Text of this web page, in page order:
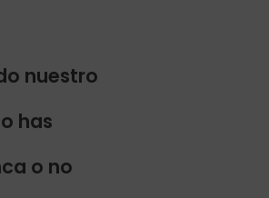
nuestro
has
o no